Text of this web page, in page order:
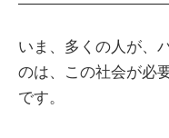
いま、多くの人が、
のは、この社会が必
です。